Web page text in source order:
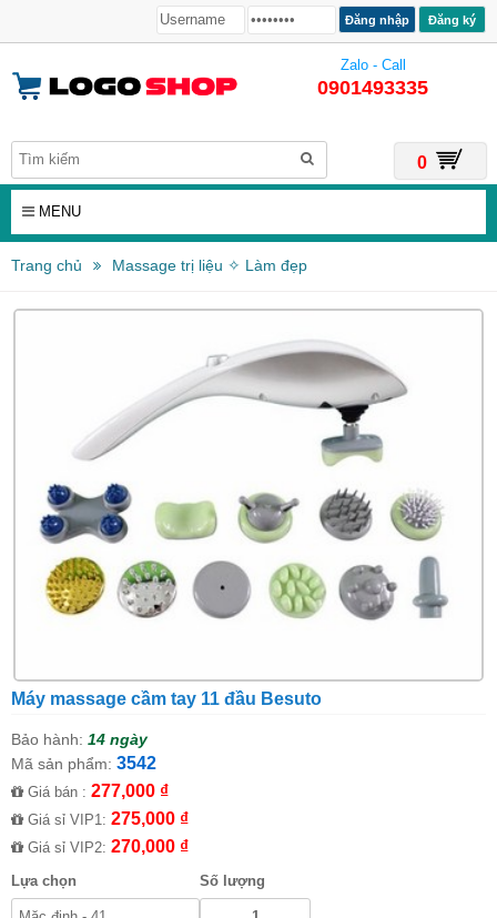
Đăng ký
Zalo - Call
0901493335
0
MENU
Trang chủ Massage trị liệu ✧ Làm đẹp
Máy massage cầm tay 11 đầu Besuto
Bảo hành: 14 ngày
Mã sản phẩm: 3542
Giá bán : 277,000 ₫
Giá sỉ VIP1: 275,000 ₫
Giá sỉ VIP2: 270,000 ₫
Lựa chọn Số lượng